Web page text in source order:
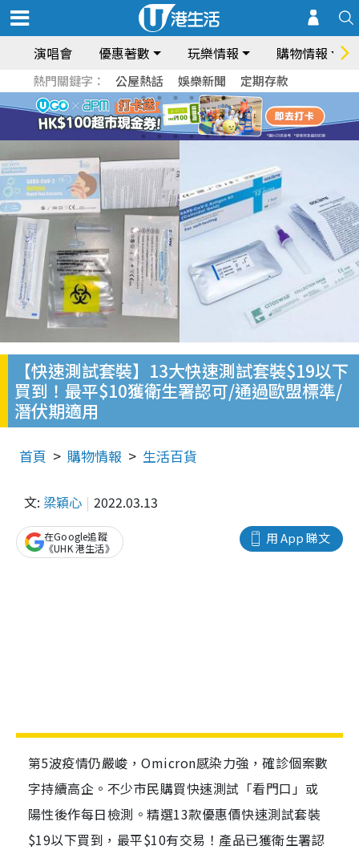
演唱會 優惠著數 玩樂情報 購物情報
熱門關鍵字： 公屋熱話 娛樂新聞 定期存款
【快速測試套裝】13大快速測試套裝$19以下
買到！最平$10獲衛生署認可/通過歐盟標準/
潛伏期適用
首頁 購物情報 生活百貨
文: 梁穎心 2022.03.13
用 App 睇文
在Google追蹤
《UHK 港生活》
第5波疫情仍嚴峻，Omicron感染力強，確診個案數
字持續高企。不少市民購買快速測試「看門口」或
陽性後作每日檢測。精選13款優惠價快速測試套裝
$19以下買到，最平$10有交易！產品已獲衛生署認